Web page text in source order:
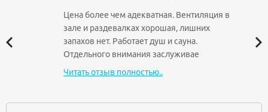
Цена более чем адекватная. Вентиляция в
зале и раздевалках хорошая, лишних
запахов нет. Работает душ и сауна.
Отдельного внимания заслуживае
Читать отзыв полностью..